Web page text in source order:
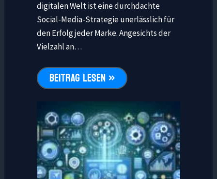
digitalen Welt ist eine durchdachte
Social-Media-Strategie unerlässlich für
den Erfolg jeder Marke. Angesichts der
Vielzahl an…
BEITRAG LESEN »